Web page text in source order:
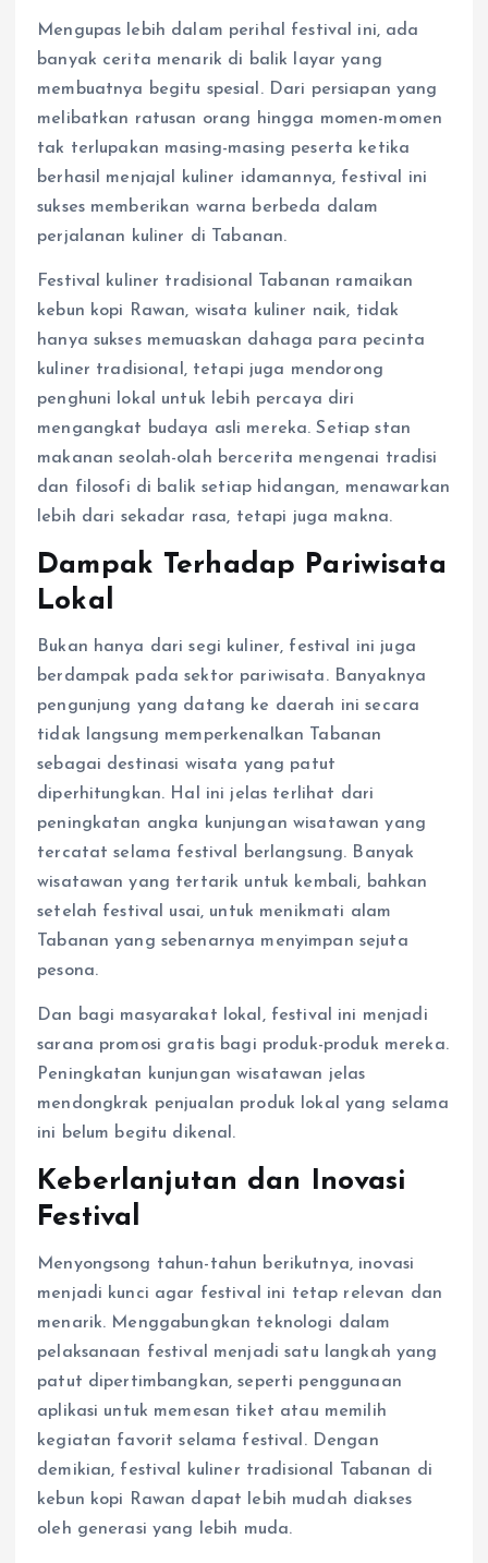
Mengupas lebih dalam perihal festival ini, ada
banyak cerita menarik di balik layar yang
membuatnya begitu spesial. Dari persiapan yang
melibatkan ratusan orang hingga momen-momen
tak terlupakan masing-masing peserta ketika
berhasil menjajal kuliner idamannya, festival ini
sukses memberikan warna berbeda dalam
perjalanan kuliner di Tabanan.
Festival kuliner tradisional Tabanan ramaikan
kebun kopi Rawan, wisata kuliner naik, tidak
hanya sukses memuaskan dahaga para pecinta
kuliner tradisional, tetapi juga mendorong
penghuni lokal untuk lebih percaya diri
mengangkat budaya asli mereka. Setiap stan
makanan seolah-olah bercerita mengenai tradisi
dan filosofi di balik setiap hidangan, menawarkan
lebih dari sekadar rasa, tetapi juga makna.
Dampak Terhadap Pariwisata
Lokal
Bukan hanya dari segi kuliner, festival ini juga
berdampak pada sektor pariwisata. Banyaknya
pengunjung yang datang ke daerah ini secara
tidak langsung memperkenalkan Tabanan
sebagai destinasi wisata yang patut
diperhitungkan. Hal ini jelas terlihat dari
peningkatan angka kunjungan wisatawan yang
tercatat selama festival berlangsung. Banyak
wisatawan yang tertarik untuk kembali, bahkan
setelah festival usai, untuk menikmati alam
Tabanan yang sebenarnya menyimpan sejuta
pesona.
Dan bagi masyarakat lokal, festival ini menjadi
sarana promosi gratis bagi produk-produk mereka.
Peningkatan kunjungan wisatawan jelas
mendongkrak penjualan produk lokal yang selama
ini belum begitu dikenal.
Keberlanjutan dan Inovasi
Festival
Menyongsong tahun-tahun berikutnya, inovasi
menjadi kunci agar festival ini tetap relevan dan
menarik. Menggabungkan teknologi dalam
pelaksanaan festival menjadi satu langkah yang
patut dipertimbangkan, seperti penggunaan
aplikasi untuk memesan tiket atau memilih
kegiatan favorit selama festival. Dengan
demikian, festival kuliner tradisional Tabanan di
kebun kopi Rawan dapat lebih mudah diakses
oleh generasi yang lebih muda.